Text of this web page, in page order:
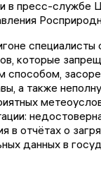
в пресс-службе
специалисты
которые
способом,
а также
в отчётах о
данных в